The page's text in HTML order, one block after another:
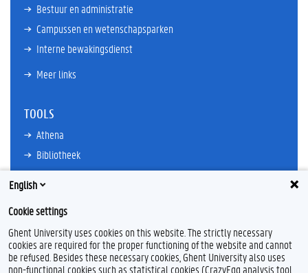
Bestuur en administratie
Campussen en wetenschapsparken
Interne bewakingsdienst
Meer links
TOOLS
Athena
Bibliotheek
TimeEdit
Ufora
Oasis
Research Explorer
English
Cookie settings
Ghent University uses cookies on this website. The strictly necessary
cookies are required for the proper functioning of the website and cannot
be refused. Besides these necessary cookies, Ghent University also uses
non-functional cookies such as statistical cookies (CrazyEgg analysis tool,